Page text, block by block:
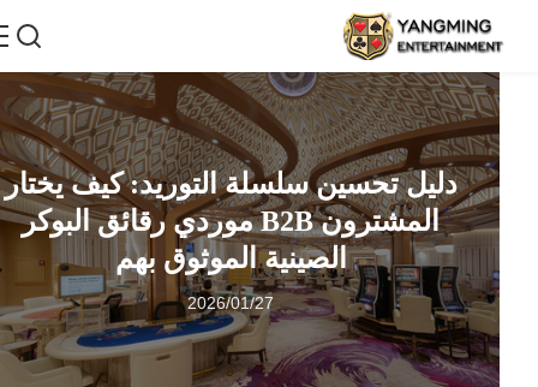
دليل تحسين سلسلة التوريد: كيف يختار
المشترون B2B موردي رقائق البوكر
الصينية الموثوق بهم
2026/01/27